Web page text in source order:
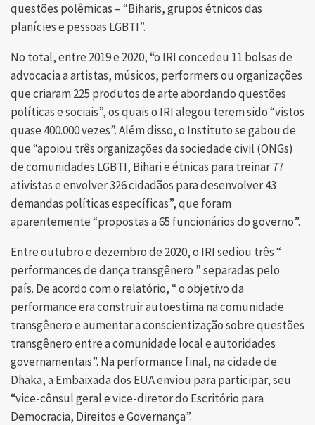
questões polêmicas – “Biharis, grupos étnicos das
planícies e pessoas LGBTI”.
No total, entre 2019 e 2020, “o IRI concedeu 11 bolsas de
advocacia a artistas, músicos, performers ou organizações
que criaram 225 produtos de arte abordando questões
políticas e sociais”, os quais o IRI alegou terem sido “vistos
quase 400.000 vezes”. Além disso, o Instituto se gabou de
que “apoiou três organizações da sociedade civil (ONGs)
de comunidades LGBTI, Bihari e étnicas para treinar 77
ativistas e envolver 326 cidadãos para desenvolver 43
demandas políticas específicas”, que foram
aparentemente “propostas a 65 funcionários do governo”.
Entre outubro e dezembro de 2020, o IRI sediou três “
performances de dança transgênero ” separadas pelo
país. De acordo com o relatório, “ o objetivo da
performance era construir autoestima na comunidade
transgênero e aumentar a conscientização sobre questões
transgênero entre a comunidade local e autoridades
governamentais”. Na performance final, na cidade de
Dhaka, a Embaixada dos EUA enviou para participar, seu
“vice-cônsul geral e vice-diretor do Escritório para
Democracia, Direitos e Governança”.